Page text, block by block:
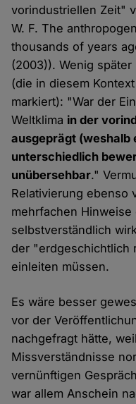
vorindustriellen Zeit"
W. F. The
thousands of years
(2003)). Wenig
(die in diesem
markiert): "War der
Weltklima in der
ausgeprägt (weshalb
unterschiedlich
unübersehbar."
Relativierung ebenso
mehrfachen
selbstverständlich
der "erdgeschichtlich
einleiten müssen.
Es wäre besser
vor der
nachgefragt hätte,
Missverständnisse
vernünftigen
war allem Anschein